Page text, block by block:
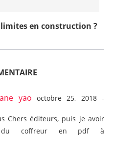
limites en construction ?
yao octobre 25, 2018 -
Chers éditeurs, puis je avoir
coffreur en pdf à